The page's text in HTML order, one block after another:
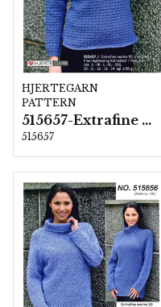
HJERTEGARN
PATTERN
515657-Extrafine Merino 90
515657